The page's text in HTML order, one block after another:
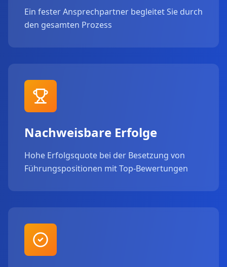
Ein fester Ansprechpartner begleitet Sie durch
den gesamten Prozess
Nachweisbare Erfolge
Hohe Erfolgsquote bei der Besetzung von
Führungspositionen mit Top-Bewertungen